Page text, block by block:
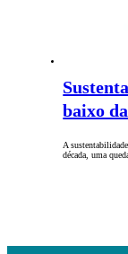
baixo
A
década, uma